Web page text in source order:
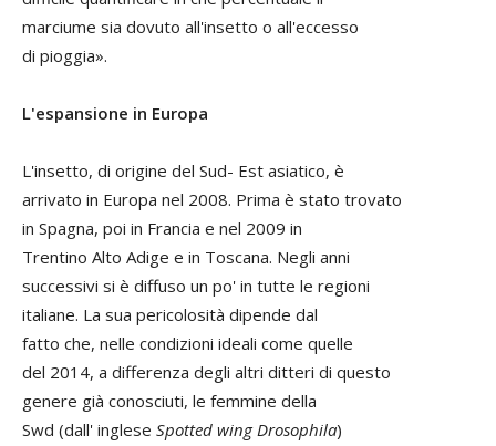
marciume sia dovuto all'insetto o all'eccesso
di pioggia».
L'espansione in Europa
L'insetto, di origine del Sud- Est asiatico, è
arrivato in Europa nel 2008. Prima è stato trovato
in Spagna, poi in Francia e nel 2009 in
Trentino Alto Adige e in Toscana. Negli anni
successivi si è diffuso un po' in tutte le regioni
italiane. La sua pericolosità dipende dal
fatto che, nelle condizioni ideali come quelle
del 2014, a differenza degli altri ditteri di questo
genere già conosciuti, le femmine della
Swd (dall' inglese Spotted wing Drosophila)